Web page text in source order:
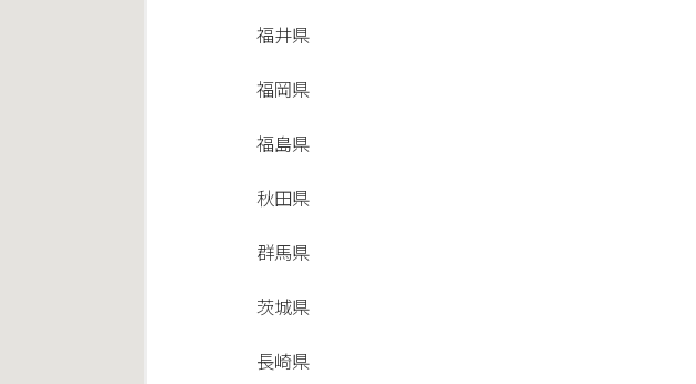
福井県
福岡県
福島県
秋田県
群馬県
茨城県
長崎県